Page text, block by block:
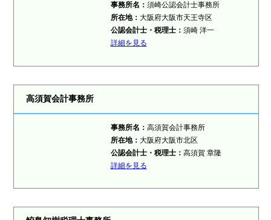
事務所名： 須崎公認会計士事務所
所在地： 大阪府大阪市天王寺区
公認会計士・税理士： 須崎 洋一
詳細を見る
高須賀会計事務所
事務所名： 高須賀会計事務所
所在地： 大阪府大阪市北区
公認会計士・税理士： 高須賀 章隆
詳細を見る